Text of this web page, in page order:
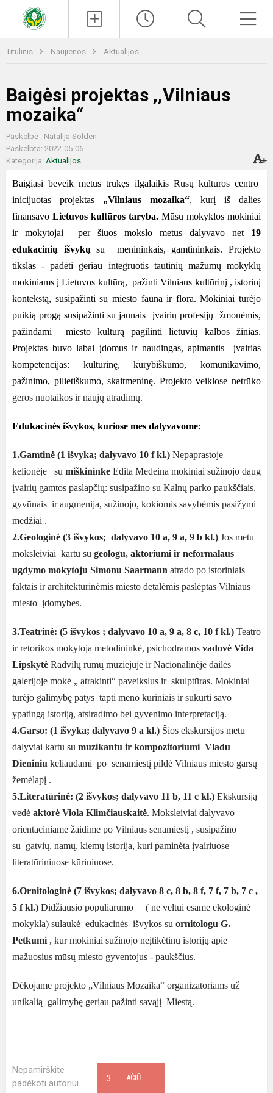
Titulinis Naujienos Aktualijos
Baigėsi projektas ,,Vilniaus
mozaika“
Paskelbė : Natalija Solden
Paskelbta: 2022-05-06
Kategorija: Aktualijos
Baigiasi beveik metus trukęs ilgalaikis Rusų kultūros centro
inicijuotas projektas „Vilniaus mozaika“, kurį iš dalies
finansavo Lietuvos kultūros taryba. Mūsų mokyklos mokiniai
ir mokytojai per šiuos mokslo metus dalyvavo net 19
edukacinių išvykųsu menininkais, gamtininkais. Projekto
tikslas - padėti geriau integruotis tautinių mažumų mokyklų
mokiniams į Lietuvos kultūrą, pažinti Vilniaus kultūrinį , istorinį
kontekstą, susipažinti su miesto fauna ir flora. Mokiniai turėjo
puikią progą susipažinti su jaunais įvairių profesijų žmonėmis,
pažindami miesto kultūrą pagilinti lietuvių kalbos žinias.
Projektas buvo labai įdomus ir naudingas, apimantis įvairias
kompetencijas: kultūrinę, kūrybiškumo, komunikavimo,
pažinimo, pilietiškumo, skaitmeninę. Projekto veiklose netrūko
geros nuotaikos ir naujų atradimų.
Edukacinės išvykos, kuriose mes dalyvavome:
1.Gamtinė (1 išvyka; dalyvavo 10 f kl.) Nepaprastoje
kelionėje su miškininke Edita Medeina mokiniai sužinojo daug
įvairių gamtos paslapčių: susipažino su Kalnų parko paukščiais,
gyvūnais ir augmenija, sužinojo, kokiomis savybėmis pasižymi
medžiai .
2.Geologinė (3 išvykos; dalyvavo 10 a, 9 a, 9 b kl.) Jos metu
moksleiviai kartu su geologu, aktoriumi ir neformalaus
ugdymo mokytoju Simonu Saarmann atrado po istoriniais
faktais ir architektūrinėmis miesto detalėmis paslėptas Vilniaus
miesto įdomybes.
3.Teatrinė: (5 išvykos ; dalyvavo 10 a, 9 a, 8 c, 10 f kl.) Teatro
ir retorikos mokytoja metodininkė, psichodramos vadovė Vida
Lipskytė Radvilų rūmų muziejuje ir Nacionalinėje dailės
galerijoje mokė „ atrakinti“ paveikslus ir skulptūras. Mokiniai
turėjo galimybę patys tapti meno kūriniais ir sukurti savo
ypatingą istoriją, atsiradimo bei gyvenimo interpretaciją.
4.Garso: (1 išvyka; dalyvavo 9 a kl.) Šios ekskursijos metu
dalyviai kartu su muzikantu ir kompozitoriumi Vladu
Dieniniu keliaudami po senamiestį pildė Vilniaus miesto garsų
žemėlapį .
5.Literatūrinė: (2 išvykos; dalyvavo 11 b, 11 c kl.) Ekskursiją
vedė aktorė Viola Klimčiauskaitė. Moksleiviai dalyvavo
orientaciniame žaidime po Vilniaus senamiestį , susipažino
su gatvių, namų, kiemų istorija, kuri paminėta įvairiuose
literatūriniuose kūriniuose.
6.Ornitologinė (7 išvykos; dalyvavo 8 c, 8 b, 8 f, 7 f, 7 b, 7 c ,
5 f kl.) Didžiausio populiarumo ( ne veltui esame ekologinė
mokykla) sulaukė edukacinės išvykos su ornitologu G.
Petkumi , kur mokiniai sužinojo neįtikėtinų istorijų apie
mažuosius mūsų miesto gyventojus - paukščius.
Dėkojame projekto „Vilniaus Mozaika“ organizatoriams už
unikalią galimybę geriau pažinti savąjį Miestą.
Nepamirškite
padėkoti autoriui
AČIŪ
3